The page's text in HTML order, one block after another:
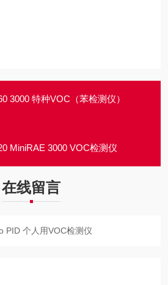
3000 特种VOC（苯检测仪）
MiniRAE 3000 VOC检测仪
在线留言